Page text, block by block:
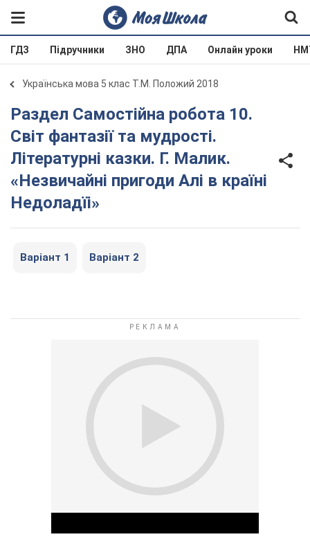
ГДЗ Підручники ЗНО ДПА Онлайн уроки
Українська мова 5 клас Т.М. Положий 2018
Раздел Самостійна робота 10.
Світ фантазії та мудрості.
Літературні казки. Г. Малик.
«Незвичайні пригоди Алі в країні
Недоладїі»
Варіант 1 Варіант 2